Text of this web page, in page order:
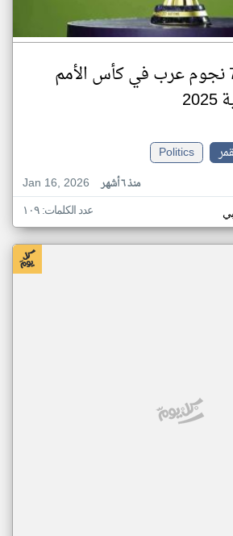
أفضل 7 نجوم عرب في كأس الأمم
Politics
Jan 16, 2026
منذ ٦ أشهر
عدد الكلمات: ١٠٩